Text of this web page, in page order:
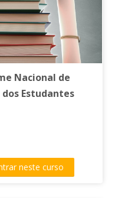
Nacional de
Estudantes
neste curso